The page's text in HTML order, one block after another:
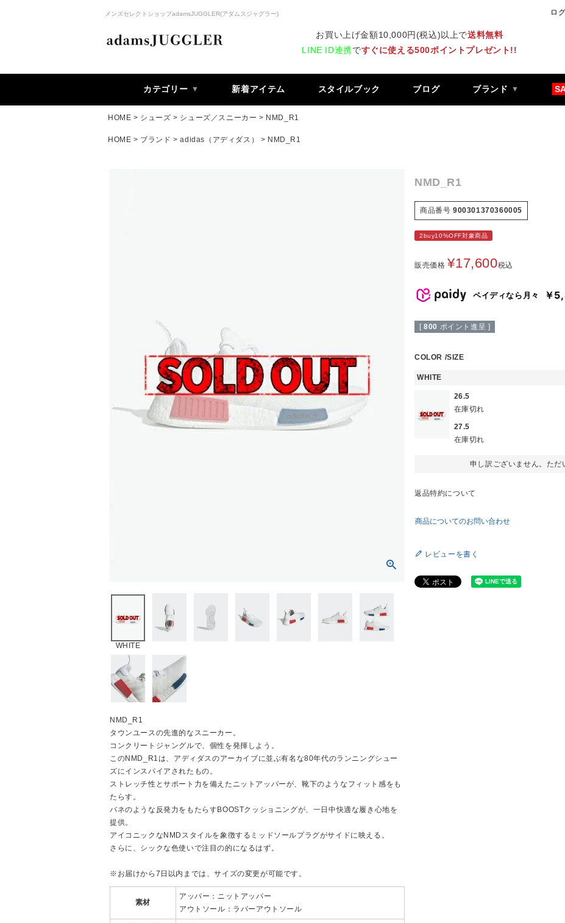
メンズセレクトショップadamsJUGGLER(アダムスジャグラー) ロ
お買い上げ金額10,000円(税込)以上で送料無料
LINE ID連携ですぐに使える500ポイントプレゼント!!
カテゴリー 新着アイテム スタイルブック ブログ ブランド
HOME シューズ シューズ／スニーカー NMD_R1
HOME ブランド adidas（アディダス） NMD_R1
WHITE
NMD_R1
タウンユースの先進的なスニーカー。
コンクリートジャングルで、個性を発揮しよう。
このNMD_R1は、アディダスのアーカイブに並ぶ有名な80年代のランニングシュー
ズにインスパイアされたもの。
ストレッチ性とサポート力を備えたニットアッパーが、靴下のようなフィット感をも
たらす。
バネのような反発力をもたらすBOOSTクッショニングが、一日中快適な履き心地を
提供。
アイコニックなNMDスタイルを象徴するミッドソールプラグがサイドに映える。
さらに、シックな色使いで注目の的になるはず。
※お届けから7日以内までは、サイズの変更が可能です。
素材
アッパー：ニットアッパー
アウトソール：ラバーアウトソール
NMD_R1
商品番号 900301370360005
2buy10%OFF対象商品
販売価格 ¥17,600税込
ペイディなら月々 ￥
[ 800 ポイント進呈 ]
COLOR SIZE
WHITE
26.5
在庫切れ
27.5
在庫切れ
申し訳ございません。ただ
返品特約について
商品についてのお問い合わせ
レビューを書く